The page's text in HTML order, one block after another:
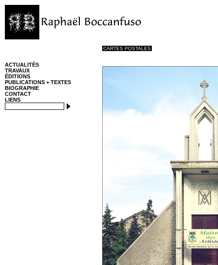
ACTUALITÉS
TRAVAUX
ÉDITIONS
PUBLICATIONS + TEXTES
BIOGRAPHIE
CONTACT
LIENS
CARTES POSTALES